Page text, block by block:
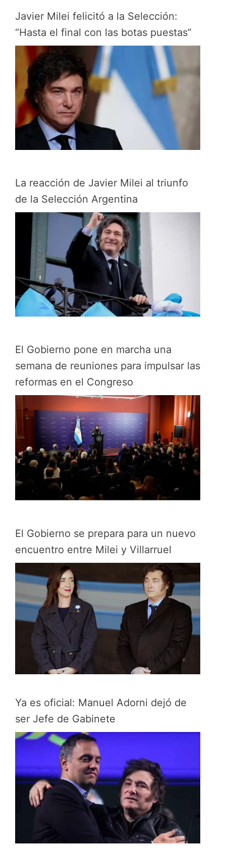
Javier Milei felicitó a la Selección:
“Hasta el final con las botas puestas”
La reacción de Javier Milei al triunfo
de la Selección Argentina
El Gobierno pone en marcha una
semana de reuniones para impulsar las
reformas en el Congreso
El Gobierno se prepara para un nuevo
encuentro entre Milei y Villarruel
Ya es oficial: Manuel Adorni dejó de
ser Jefe de Gabinete